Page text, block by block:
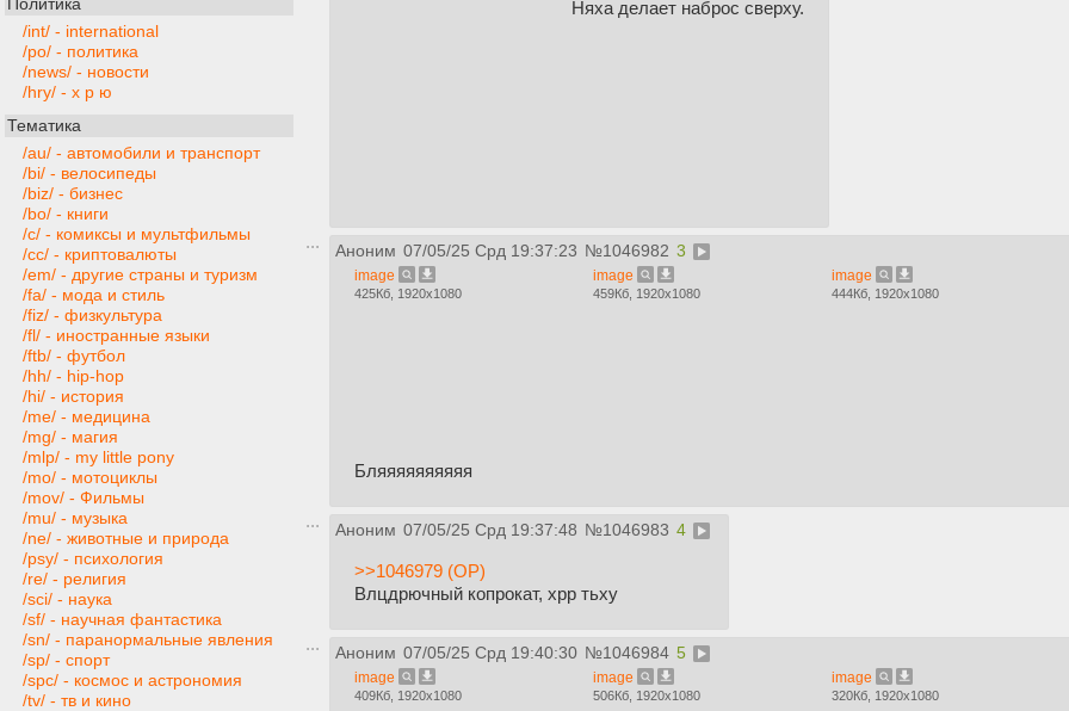
Политика
/int/ - international
/po/ - политика
/news/ - новости
/hry/ - х р ю
Тематика
/au/ - автомобили и транспорт
/bi/ - велосипеды
/biz/ - бизнес
/bo/ - книги
/c/ - комиксы и мультфильмы
/cc/ - криптовалюты
/em/ - другие страны и туризм
/fa/ - мода и стиль
/fiz/ - физкультура
/fl/ - иностранные языки
/ftb/ - футбол
/hh/ - hip-hop
/hi/ - история
/me/ - медицина
/mg/ - магия
/mlp/ - my little pony
/mo/ - мотоциклы
/mov/ - Фильмы
/mu/ - музыка
/ne/ - животные и природа
/psy/ - психология
/re/ - религия
/sci/ - наука
/sf/ - научная фантастика
/sn/ - паранормальные явления
/sp/ - спорт
/spc/ - космос и астрономия
/tv/ - тв и кино
Няха делает наброс сверху.
Аноним 07/05/25 Срд 19:37:23 №1046982 3
image
425Кб, 1920x1080
image
459Кб, 1920x1080
image
444Кб, 1920x1080
Бляяяяяяяяяя
Аноним 07/05/25 Срд 19:37:48 №1046983 4
>>1046979 (OP)
Влцдрючный копрокат, хрр тьху
Аноним 07/05/25 Срд 19:40:30 №1046984 5
image
409Кб, 1920x1080
image
506Кб, 1920x1080
image
320Кб, 1920x1080